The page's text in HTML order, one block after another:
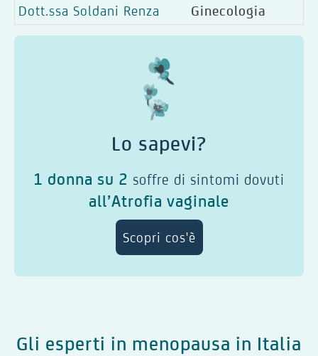
Dott.ssa Soldani Renza
Ginecologia
Lo sapevi?
1 donna su 2 soffre di sintomi dovuti
all’Atrofia vaginale
Scopri cos'è
Gli esperti in menopausa in Italia